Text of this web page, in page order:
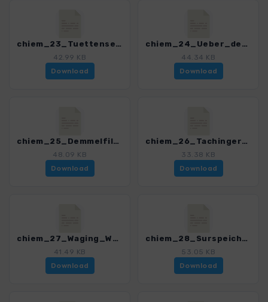
chiem_23_Tuettensee_4329_4.gpx
42.99 KB
Download
chiem_24_Ueber_den_Hochberg_4329_4.gpx
44.34 KB
Download
chiem_25_Demmelfilzen_4329_4.gpx
48.09 KB
Download
chiem_26_Tachinger_See_4329_4.gpx
33.38 KB
Download
chiem_27_Waging_Wonneberg_4329_4.gpx
41.49 KB
Download
chiem_28_Surspeicher_4329_4.gpx
53.05 KB
Download